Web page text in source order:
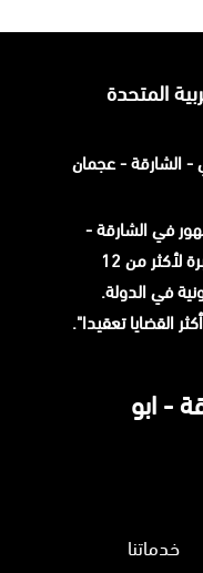
المتحدة
- الشارقة - عجمان
" محامي مشهور في الشارقة -
المحامي محمد الزعابي خبرة لأكثر من 12
في الدولة.
من أكثر القضايا تعقيدا".
- ابو
خدماتنا